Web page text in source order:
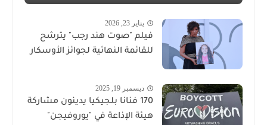
يناير 23, 2026
فيلم "صوت هند رجب" يترشح
للقائمة النهائية لجوائز الأوسكار
ديسمبر 19, 2025
170 فنانا بلجيكيا يدينون مشاركة
هيئة الإذاعة في "يوروفيجن"